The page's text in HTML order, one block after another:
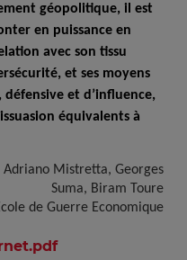
géopolitique, il est
en puissance en
avec son tissu
et ses moyens
et d’influence,
équivalents à
Mistretta, Georges
Suma, Biram Toure
de Guerre Economique